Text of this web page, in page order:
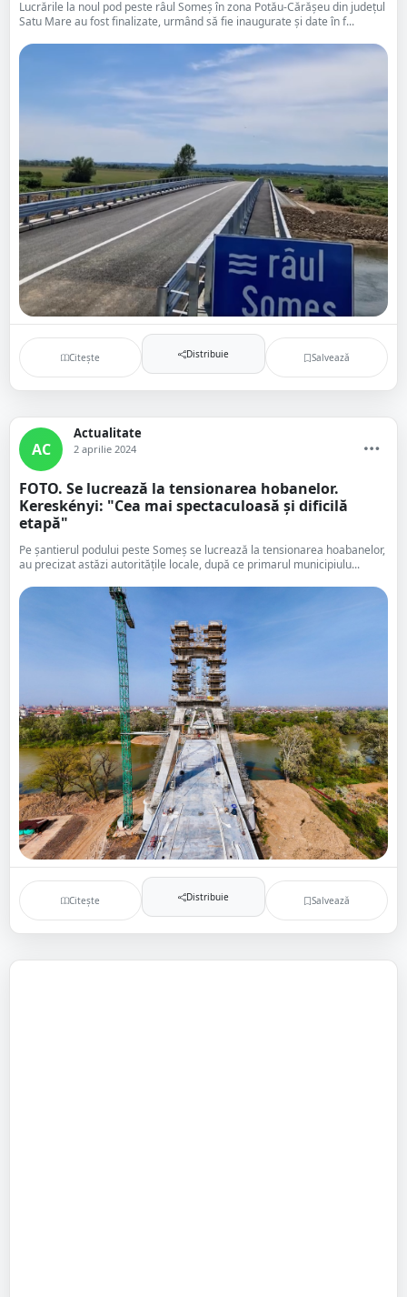
Lucrările la noul pod peste râul Someș în zona Potău-Cărășeu din județul
Satu Mare au fost finalizate, urmând să fie inaugurate și date în f...
Citește Distribuie Salvează
AC
Actualitate
2 aprilie 2024
FOTO. Se lucrează la tensionarea hobanelor.
Kereskényi: "Cea mai spectaculoasă și dificilă
etapă"
Pe șantierul podului peste Someș se lucrează la tensionarea hoabanelor,
au precizat astăzi autoritățile locale, după ce primarul municipiulu...
Citește Distribuie Salvează